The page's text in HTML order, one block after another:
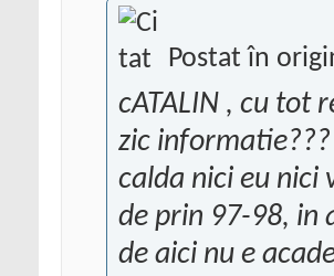
Postat în
cATALIN , cu tot
zic informatie???
calda nici eu nici
de prin 97-98, in
de aici nu e